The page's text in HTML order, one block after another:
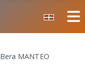
MANTEO